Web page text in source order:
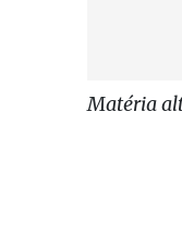
Matéria